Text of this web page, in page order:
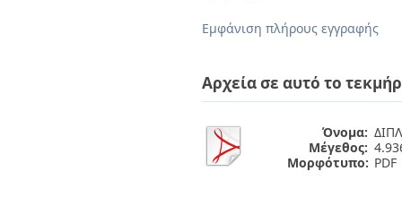
Εμφάνιση πλήρους εγγραφής
Αρχεία σε αυτό το
Όνομα:
Μέγεθος:
Μορφότυπο: PDF